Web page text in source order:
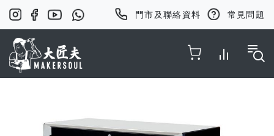
門市及聯絡資料 常見問題